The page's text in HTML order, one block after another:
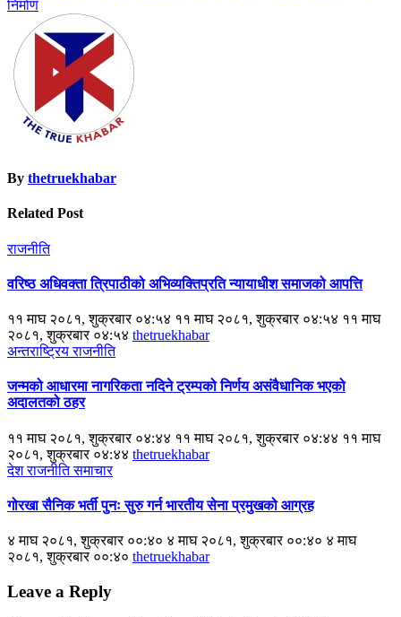
निर्माण
By thetruekhabar
Related Post
राजनीति
वरिष्ठ अधिवक्ता त्रिपाठीको अभिव्यक्तिप्रति न्यायाधीश समाजको आपत्ति
११ माघ २०८१, शुक्रबार ०४:५४ ११ माघ २०८१, शुक्रबार ०४:५४ ११ माघ
२०८१, शुक्रबार ०४:५४ thetruekhabar
अन्तराष्ट्रियराजनीति
जन्मको आधारमा नागरिकता नदिने ट्रम्पको निर्णय असंवैधानिक भएको
अदालतको ठहर
११ माघ २०८१, शुक्रबार ०४:४४ ११ माघ २०८१, शुक्रबार ०४:४४ ११ माघ
२०८१, शुक्रबार ०४:४४ thetruekhabar
देशराजनीतिसमाचार
गोरखा सैनिक भर्ती पुनः सुरु गर्न भारतीय सेना प्रमुखको आग्रह
४ माघ २०८१, शुक्रबार ००:४० ४ माघ २०८१, शुक्रबार ००:४० ४ माघ
२०८१, शुक्रबार ००:४० thetruekhabar
Leave a Reply